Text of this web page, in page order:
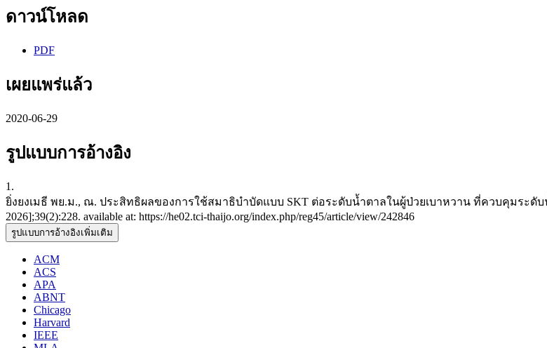
ดาวน์โหลด
PDF
เผยแพร่แล้ว
2020-06-29
รูปแบบการอ้างอิง
1.
ยิ่งยงเมธี พย.ม., ณ. ประสิทธิผลของการใช้สมาธิบำบัดแบบ SKT ต่อระดับน้ำตาลในผู้ป่วยเบาหวาน ที่ควบคุมระดับน้
2026];39(2):228. available at: https://he02.tci-thaijo.org/index.php/reg45/article/view/242846
รูปแบบการอ้างอิงเพิ่มเติม
ACM
ACS
APA
ABNT
Chicago
Harvard
IEEE